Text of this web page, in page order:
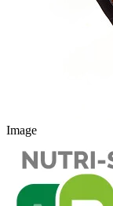
Image